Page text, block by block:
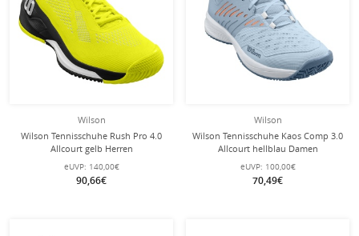
Wilson
Wilson Tennisschuhe Rush Pro 4.0
Allcourt gelb Herren
eUVP: 140,00€
90,66€
Wilson
Wilson Tennisschuhe Kaos Comp 3.0
Allcourt hellblau Damen
eUVP: 100,00€
70,49€